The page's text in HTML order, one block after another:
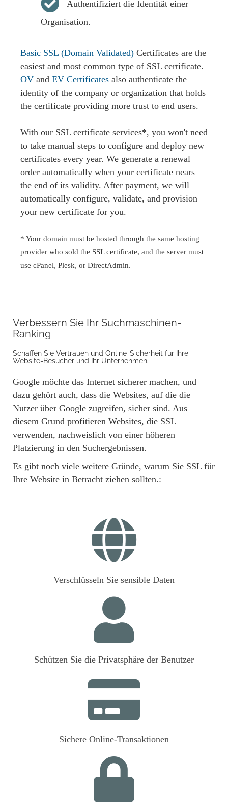
Authentifiziert die Identität einer
Organisation.
Basic SSL (Domain Validated) Certificates are the
easiest and most common type of SSL certificate.
OV and EV Certificates also authenticate the
identity of the company or organization that holds
the certificate providing more trust to end users.
With our SSL certificate services*, you won't need
to take manual steps to configure and deploy new
certificates every year. We generate a renewal
order automatically when your certificate nears
the end of its validity. After payment, we will
automatically configure, validate, and provision
your new certificate for you.
* Your domain must be hosted through the same hosting
provider who sold the SSL certificate, and the server must
use cPanel, Plesk, or DirectAdmin.
Verbessern Sie Ihr Suchmaschinen-
Ranking
Schaffen Sie Vertrauen und Online-Sicherheit für Ihre
Website-Besucher und Ihr Unternehmen.
Google möchte das Internet sicherer machen, und
dazu gehört auch, dass die Websites, auf die die
Nutzer über Google zugreifen, sicher sind. Aus
diesem Grund profitieren Websites, die SSL
verwenden, nachweislich von einer höheren
Platzierung in den Suchergebnissen.
Es gibt noch viele weitere Gründe, warum Sie SSL für
Ihre Website in Betracht ziehen sollten.:
Verschlüsseln Sie sensible Daten
Schützen Sie die Privatsphäre der Benutzer
Sichere Online-Transaktionen